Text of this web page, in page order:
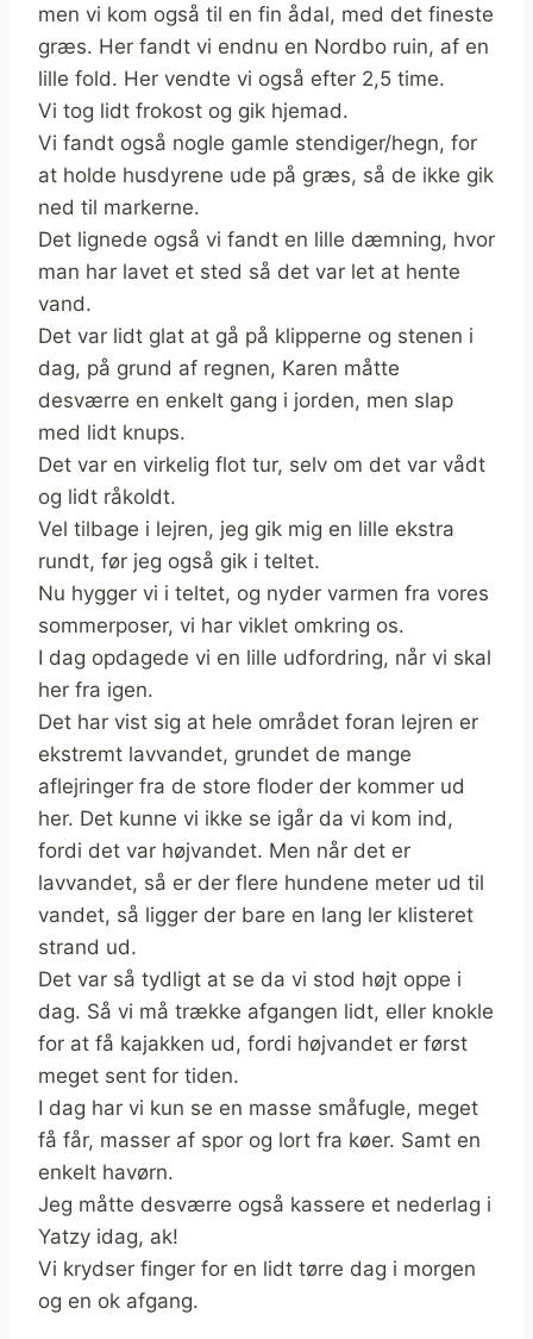
men vi kom også til en fin ådal, med det fineste
græs. Her fandt vi endnu en Nordbo ruin, af en
lille fold. Her vendte vi også efter 2,5 time.
Vi tog lidt frokost og gik hjemad.
Vi fandt også nogle gamle stendiger/hegn, for
at holde husdyrene ude på græs, så de ikke gik
ned til markerne.
Det lignede også vi fandt en lille dæmning, hvor
man har lavet et sted så det var let at hente
vand.
Det var lidt glat at gå på klipperne og stenen i
dag, på grund af regnen, Karen måtte
desværre en enkelt gang i jorden, men slap
med lidt knups.
Det var en virkelig flot tur, selv om det var vådt
og lidt råkoldt.
Vel tilbage i lejren, jeg gik mig en lille ekstra
rundt, før jeg også gik i teltet.
Nu hygger vi i teltet, og nyder varmen fra vores
sommerposer, vi har viklet omkring os.
I dag opdagede vi en lille udfordring, når vi skal
her fra igen.
Det har vist sig at hele området foran lejren er
ekstremt lavvandet, grundet de mange
aflejringer fra de store floder der kommer ud
her. Det kunne vi ikke se igår da vi kom ind,
fordi det var højvandet. Men når det er
lavvandet, så er der flere hundene meter ud til
vandet, så ligger der bare en lang ler klisteret
strand ud.
Det var så tydligt at se da vi stod højt oppe i
dag. Så vi må trække afgangen lidt, eller knokle
for at få kajakken ud, fordi højvandet er først
meget sent for tiden.
I dag har vi kun se en masse småfugle, meget
få får, masser af spor og lort fra køer. Samt en
enkelt havørn.
Jeg måtte desværre også kassere et nederlag i
Yatzy idag, ak!
Vi krydser finger for en lidt tørre dag i morgen
og en ok afgang.